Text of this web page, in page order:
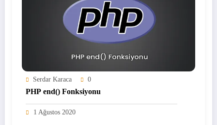
Serdar Karaca 0
PHP end() Fonksiyonu
1 Ağustos 2020